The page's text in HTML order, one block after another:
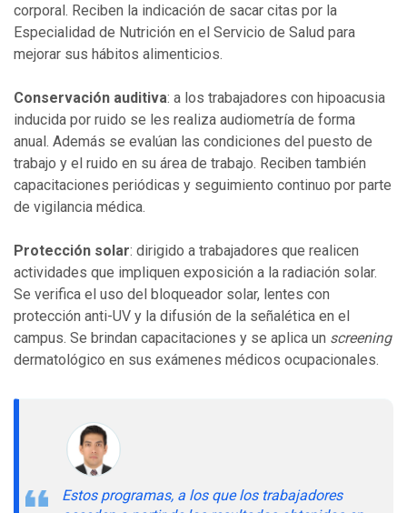
corporal. Reciben la indicación de sacar citas por la
Especialidad de Nutrición en el Servicio de Salud para
mejorar sus hábitos alimenticios.
Conservación auditiva: a los trabajadores con hipoacusia
inducida por ruido se les realiza audiometría de forma
anual. Además se evalúan las condiciones del puesto de
trabajo y el ruido en su área de trabajo. Reciben también
capacitaciones periódicas y seguimiento continuo por parte
de vigilancia médica.
Protección solar: dirigido a trabajadores que realicen
actividades que impliquen exposición a la radiación solar.
Se verifica el uso del bloqueador solar, lentes con
protección anti-UV y la difusión de la señalética en el
campus. Se brindan capacitaciones y se aplica un screening
dermatológico en sus exámenes médicos ocupacionales.
Estos programas, a los que los trabajadores